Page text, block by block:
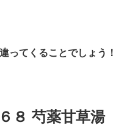
ってくることでしょう！
８ 芍薬甘草湯